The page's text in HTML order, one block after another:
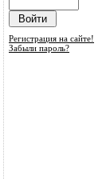
Регистрация на сайте!
Забыли пароль?